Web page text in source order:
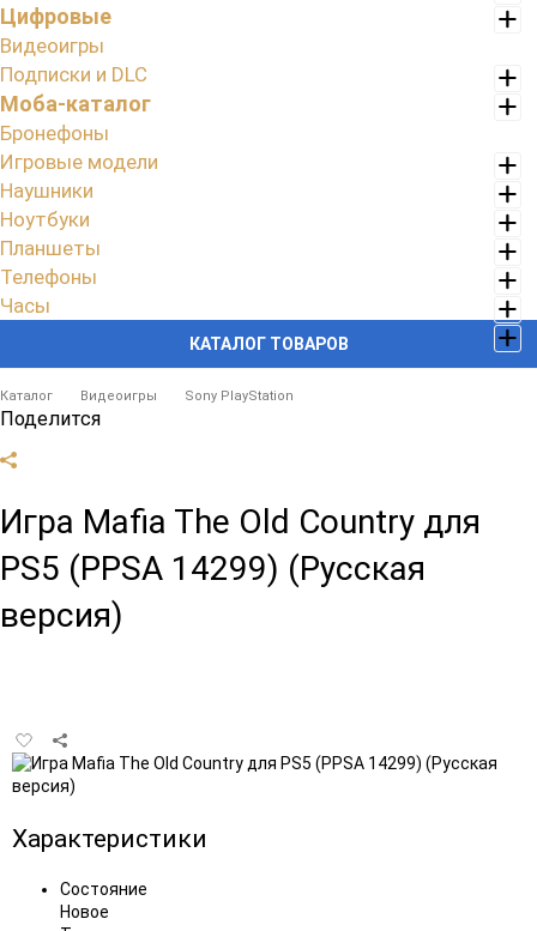
КАТАЛОГ ТОВАРОВ
Цифровые
Видеоигры
Подписки и DLC
Моба-каталог
Бронефоны
Игровые модели
Наушники
Ноутбуки
Планшеты
Телефоны
Часы
Каталог Видеоигры Sony PlayStation
Поделится
Игра Mafia The Old Country для
PS5 (PPSA 14299) (Русская
версия)
Добавить
в
избранное
Характеристики
Состояние
Новое